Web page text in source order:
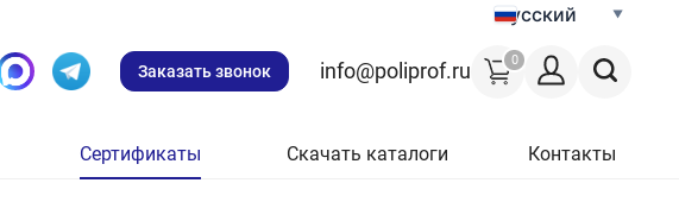
Русский
0
Заказать звонок info@poliprof.ru
Сертификаты Скачать каталоги Контакты